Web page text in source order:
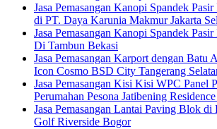
Jasa Pemasangan Kanopi Spandek
di PT. Daya Karunia Makmur Jakarta
Jasa Pemasangan Kanopi Spandek
Di Tambun Bekasi
Jasa Pemasangan Karport dengan Batu
Icon Cosmo BSD City Tangerang
Jasa Pemasangan Kisi Kisi WPC Panel
Perumahan Pesona Jatibening
Jasa Pemasangan Lantai Paving Blok di
Golf Riverside Bogor